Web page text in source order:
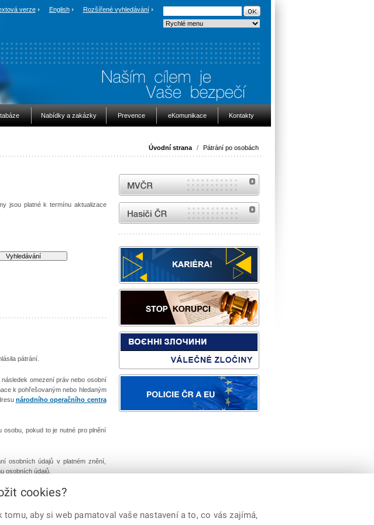
verze English Rozšířené vyhledávání
Nabídky a zakázky Prevence eKomunikace Kontakty
Úvodní strana / Pátrání po osobách
jsou platné k termínu aktualizace
pátrání.
omezení práv nebo osobní
k pohřešovaným nebo hledaným
národního operačního centra
pokud to je nutné pro plnění
osobních údajů v platném znění,
osobních údajů.
MVČR
internetové stránky Hasiči ČR
cookies?
aby si web pamatoval vaše nastavení a to, co vás zajímá,